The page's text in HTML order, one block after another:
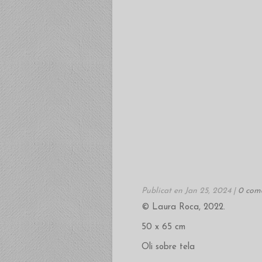
Publicat en Jan 25, 2024 | 0
© Laura Roca, 2022.
50 x 65 cm
Oli sobre tela